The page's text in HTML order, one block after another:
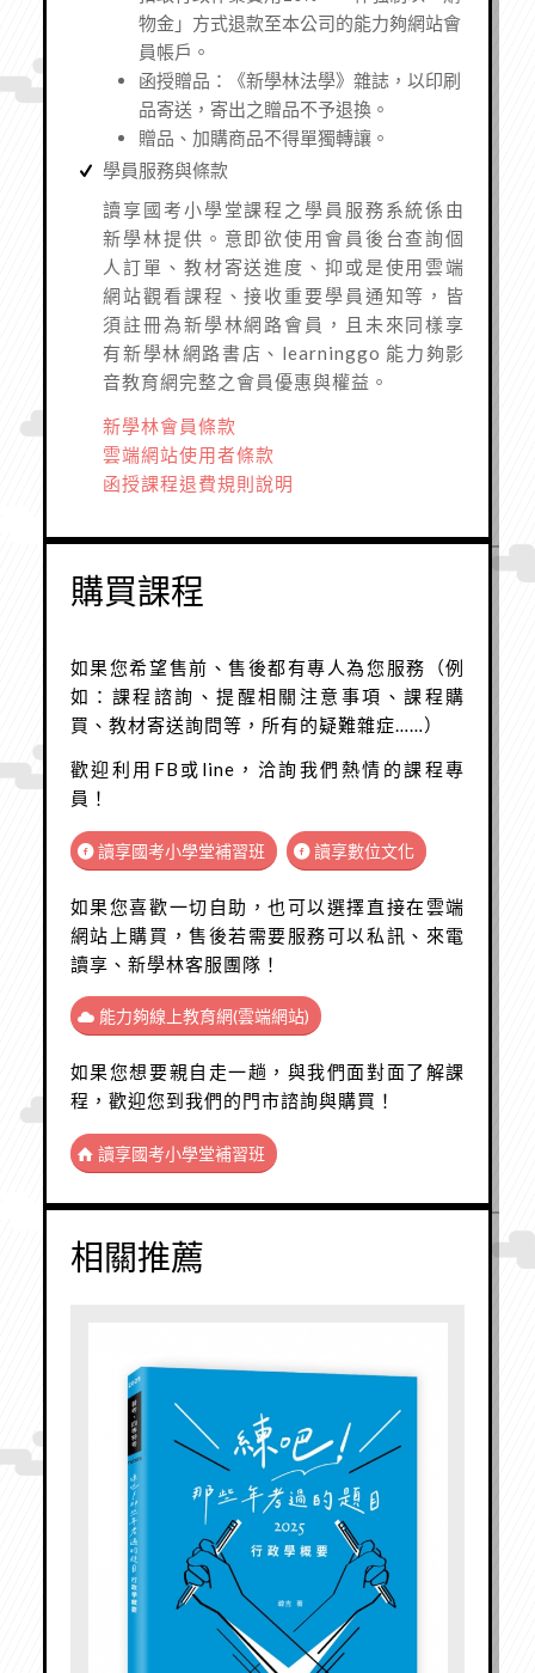
物金」方式退款至本公司的能力夠網站會
員帳戶。
函授贈品：《新學林法學》雜誌，以印刷
品寄送，寄出之贈品不予退換。
贈品、加購商品不得單獨轉讓。
學員服務與條款
讀享國考小學堂課程之學員服務系統係由
新學林提供。 意即欲使用會員後台查詢個
人訂單、教材寄送進度、抑或是使用雲端
網站觀看課程、接收重要學員通知等，皆
須註冊為新學林網路會員，且未來同樣享
有新學林網路書店、learninggo 能力夠影
音教育網完整之會員優惠與權益。
新學林會員條款
雲端網站使用者條款
函授課程退費規則說明
購買課程
如果您希望售前、售後都有專人為您服務（例
如：課程諮詢、提醒相關注意事項、課程購
買、教材寄送詢問等，所有的疑難雜症……）
歡迎利用FB或line，洽詢我們熱情的課程專
員！
讀享國考小學堂補習班 讀享數位文化
如果您喜歡一切自助，也可以選擇直接在雲端
網站上購買，售後若需要服務可以私訊、來電
讀享、新學林客服團隊！
能力夠線上教育網(雲端網站)
如果您想要親自走一趟，與我們面對面了解課
程，歡迎您到我們的門市諮詢與購買！
讀享國考小學堂補習班
相關推薦